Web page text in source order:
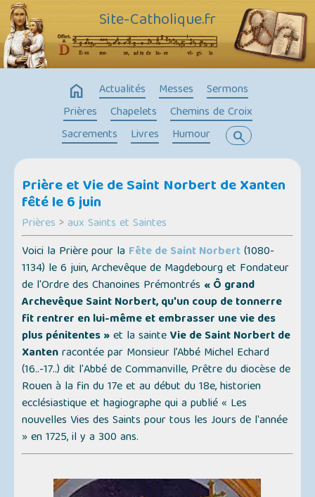
Site-Catholique.fr
home Actualités Messes
Sermons
Prières
Chapelets
Chemins de Croix
Sacrements
Livres Humour search
Prière et Vie de Saint Norbert de Xanten
fêté le 6 juin
Prières > aux Saints et Saintes
Voici la Prière pour la Fête de Saint Norbert(1080-
1134) le 6 juin, Archevêque de Magdebourg et Fondateur
de l'Ordre des Chanoines Prémontrés « Ô grand
Archevêque Saint Norbert, qu'un coup de tonnerre
fit rentrer en lui-même et embrasser une vie des
plus pénitentes »et la sainteVie de Saint Norbert de
Xantenracontée par Monsieur l’Abbé Michel Echard
(16..-17..) dit l'Abbé de Commanville, Prêtre du diocèse de
Rouen à la fin du 17e et au début du 18e, historien
ecclésiastique et hagiographe qui a publié« Les
nouvelles Vies des Saints pour tous les Jours de l'année
»en 1725, il y a 300 ans.